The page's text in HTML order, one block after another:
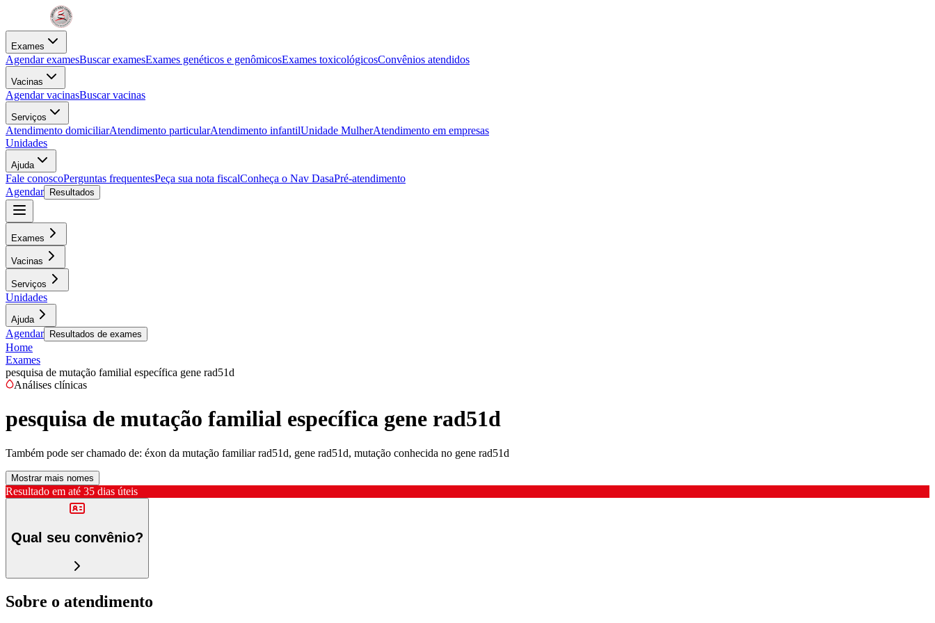
Exames
Agendar examesBuscar examesExames genéticos e genômicosExames toxicológicosConvênios atendidos
Vacinas
Agendar vacinasBuscar vacinas
Serviços
Atendimento domiciliarAtendimento particularAtendimento infantilUnidade MulherAtendimento em empresas
Unidades
Ajuda
Fale conoscoPerguntas frequentesPeça sua nota fiscalConheça o Nav DasaPré-atendimento
Agendar
Resultados
Exames
Vacinas
Serviços
Unidades
Ajuda
Agendar Resultados de exames
Home
Exames
pesquisa de mutação familial específica gene rad51d
Análises clínicas
pesquisa de mutação familial específica gene rad51d
Também pode ser chamado de: éxon da mutação familiar rad51d, gene rad51d, mutação conhecida no gene rad51d
Mostrar mais nomes
Resultado em até 35 dias úteis
Qual seu convênio?
Sobre o atendimento